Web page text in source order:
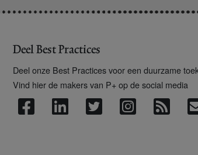
Deel Best Practices
Deel onze Best Practices voor een duurzame
Vind hier de makers van P+ op de social media